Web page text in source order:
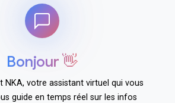
Bonjour 👋
NKA, votre assistant virtuel qui vous
guide en temps réel sur les infos